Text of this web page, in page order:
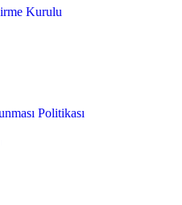
Kurulu
Politikası